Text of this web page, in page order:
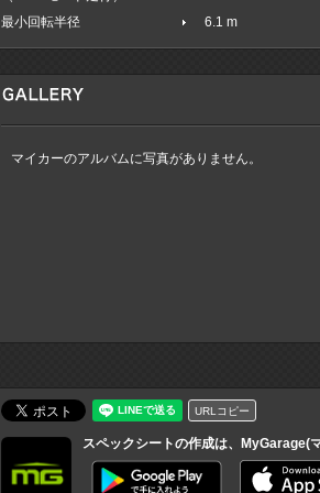
最小回転半径
6.1 m
マイカーのアルバムに写真がありません。
URLコピー
スペックシートの作成は、MyGarage(